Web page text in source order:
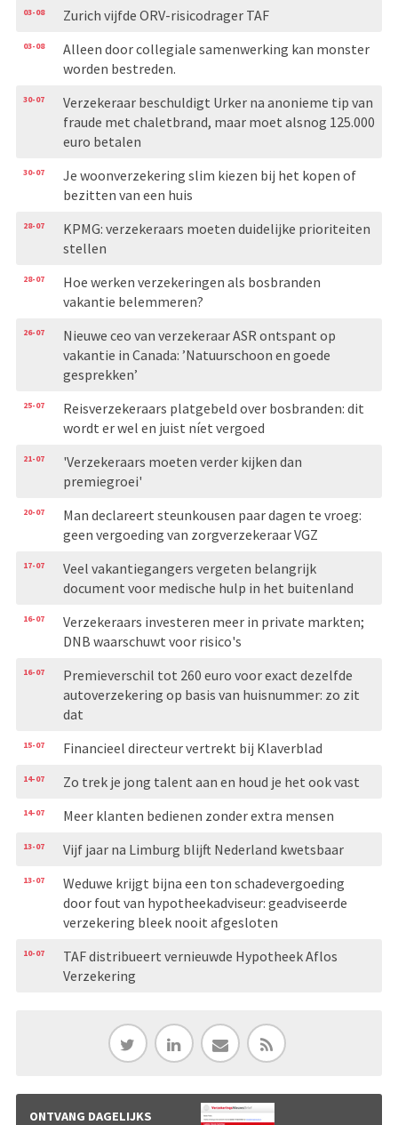
03-08 Zurich vijfde ORV-risicodrager TAF
03-08
Alleen door collegiale samenwerking kan monster
worden bestreden.
30-07
Verzekeraar beschuldigt Urker na anonieme tip van
fraude met chaletbrand, maar moet alsnog 125.000
euro betalen
30-07
Je woonverzekering slim kiezen bij het kopen of
bezitten van een huis
28-07
KPMG: verzekeraars moeten duidelijke prioriteiten
stellen
28-07
Hoe werken verzekeringen als bosbranden
vakantie belemmeren?
26-07
Nieuwe ceo van verzekeraar ASR ontspant op
vakantie in Canada: ’Natuurschoon en goede
gesprekken’
25-07
Reisverzekeraars platgebeld over bosbranden: dit
wordt er wel en juist níet vergoed
21-07
'Verzekeraars moeten verder kijken dan
premiegroei'
20-07
Man declareert steunkousen paar dagen te vroeg:
geen vergoeding van zorgverzekeraar VGZ
17-07
Veel vakantiegangers vergeten belangrijk
document voor medische hulp in het buitenland
16-07
Verzekeraars investeren meer in private markten;
DNB waarschuwt voor risico's
16-07
Premieverschil tot 260 euro voor exact dezelfde
autoverzekering op basis van huisnummer: zo zit
dat
15-07 Financieel directeur vertrekt bij Klaverblad
14-07 Zo trek je jong talent aan en houd je het ook vast
14-07 Meer klanten bedienen zonder extra mensen
13-07 Vijf jaar na Limburg blijft Nederland kwetsbaar
13-07
Weduwe krijgt bijna een ton schadevergoeding
door fout van hypotheekadviseur: geadviseerde
verzekering bleek nooit afgesloten
10-07
TAF distribueert vernieuwde Hypotheek Aflos
Verzekering
ONTVANG DAGELIJKS